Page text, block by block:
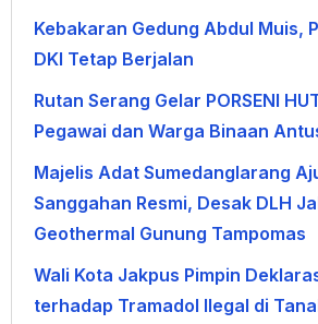
Kebakaran Gedung Abdul Muis,
DKI Tetap Berjalan
Rutan Serang Gelar PORSENI
Pegawai dan Warga Binaan
Majelis Adat Sumedanglarang
Sanggahan Resmi, Desak DLH
Geothermal Gunung Tampomas
Wali Kota Jakpus Pimpin
terhadap Tramadol Ilegal di